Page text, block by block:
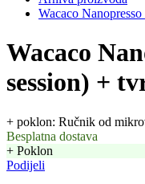
Wacaco
Wacaco
session) +
+ poklon: Ručnik od
Besplatna dostava
+ Poklon
Podijeli